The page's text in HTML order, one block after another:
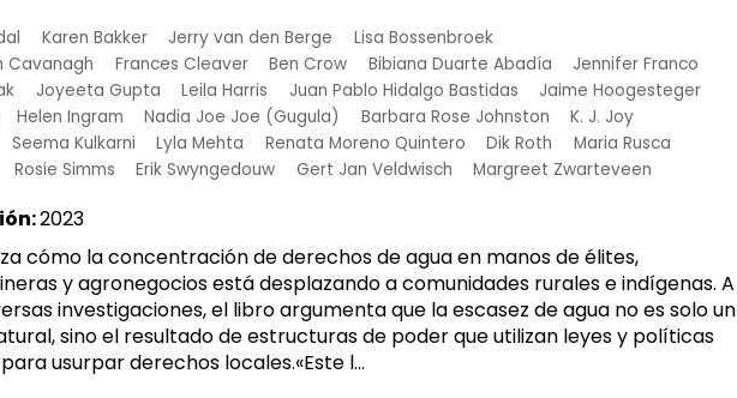
Karen Bakker Jerry van den Berge
Lisa Bossenbroek
Cavanagh
Frances Cleaver Ben Crow Bibiana Duarte Abadía
Jennifer Franco
Joyeeta Gupta Leila Harris Juan Pablo Hidalgo Bastidas
Jaime Hoogesteger
Helen Ingram Nadia Joe Joe (Gugula) Barbara Rose Johnston
K. J. Joy
Seema Kulkarni Lyla Mehta Renata Moreno Quintero Dik Roth
Maria Rusca
Rosie Simms Erik Swyngedouw Gert Jan Veldwisch Margreet Zwarteveen
2023
cómo la concentración de derechos de agua en manos de élites,
y agronegocios está desplazando a comunidades rurales e indígenas. A
investigaciones, el libro argumenta que la escasez de agua no es solo un
sino el resultado de estructuras de poder que utilizan leyes y políticas
usurpar derechos locales.«Este l...